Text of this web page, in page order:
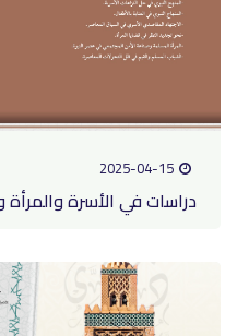
2025-04-15
في الأسرة والمرأة والشباب